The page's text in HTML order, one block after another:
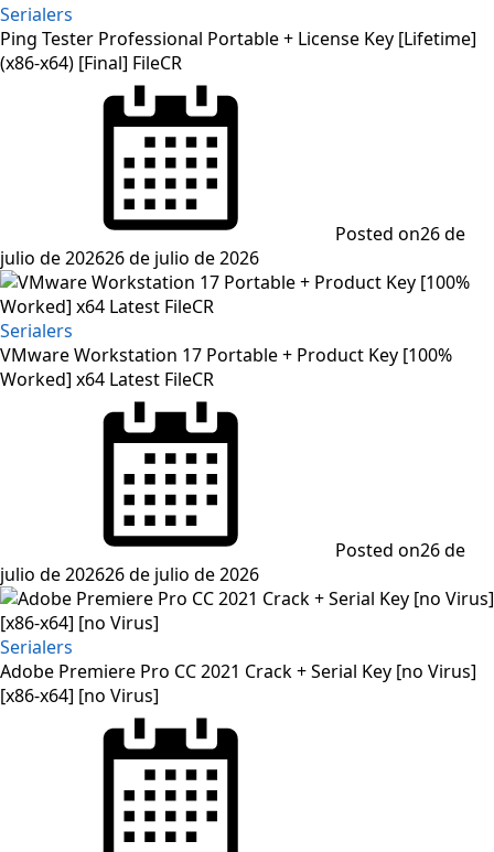
Serialers
Ping Tester Professional Portable + License Key [Lifetime]
(x86-x64) [Final] FileCR
Posted on26 de
julio de 202626 de julio de 2026
Serialers
VMware Workstation 17 Portable + Product Key [100%
Worked] x64 Latest FileCR
Posted on26 de
julio de 202626 de julio de 2026
Serialers
Adobe Premiere Pro CC 2021 Crack + Serial Key [no Virus]
[x86-x64] [no Virus]